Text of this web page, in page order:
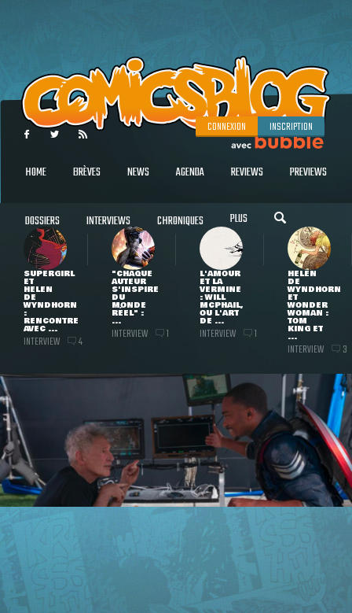
CONNEXION INSCRIPTION
HOME BRÈVES NEWS AGENDA REVIEWS PREVIEWS
DOSSIERS INTERVIEWS CHRONIQUES PLUS
SUPERGIRL
ET
HELEN
DE
WYNDHORN
:
RENCONTRE
AVEC ...
INTERVIEW 4
"CHAQUE
AUTEUR
S'INSPIRE
DU
MONDE
RÉEL" :
...
INTERVIEW 1
L'AMOUR
ET LA
VERMINE
: WILL
MCPHAIL,
OU L'ART
DE ...
INTERVIEW 1
HELEN
DE
WYNDHORN
ET
WONDER
WOMAN :
TOM
KING ET
...
INTERVIEW 3